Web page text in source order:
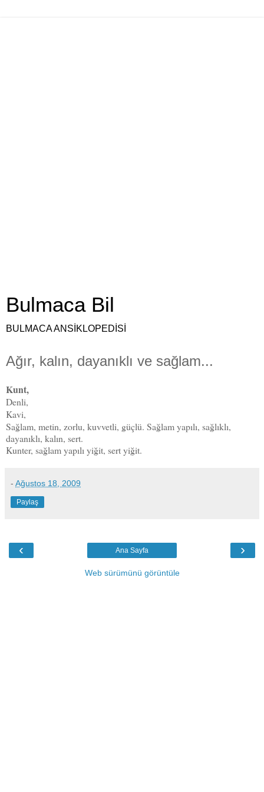
Bulmaca Bil
BULMACA ANSİKLOPEDİSİ
Ağır, kalın, dayanıklı ve sağlam...
Kunt,
Denli,
Kavi,
Sağlam, metin, zorlu, kuvvetli, güçlü. Sağlamyapılı, sağlıklı,
dayanıklı, kalın, sert.
Kunter, sağlam yapılı yiğit, sert yiğit.
- Ağustos 18, 2009
Paylaş
‹ ›
Ana Sayfa
Web sürümünü görüntüle